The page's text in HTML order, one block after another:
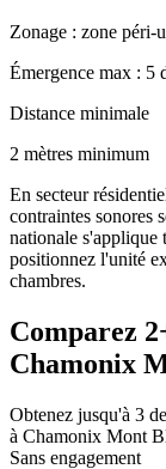
Zonage : zone péri-
Émergence max : 5
Distance minimale
2 mètres minimum
En secteur
contraintes sonores
nationale s'applique
positionnez l'unité
chambres.
Comparez
Chamonix
Obtenez jusqu'à 3
à Chamonix Mont
Sans engagement